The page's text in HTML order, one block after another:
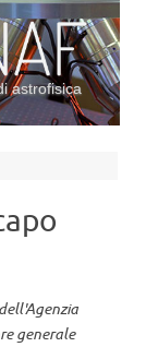
astrofisica
generale